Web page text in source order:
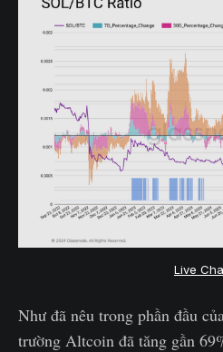
Live
Như đã nêu trong phần đầu
trường Altcoin đã tăng gần